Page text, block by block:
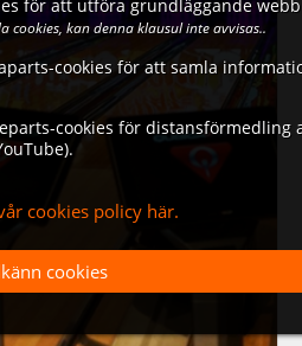
för att utföra grundläggande
kan denna klausul inte avvisas..
cookies för att samla
cookies för distansförmedling
cookies policy här.
cookies